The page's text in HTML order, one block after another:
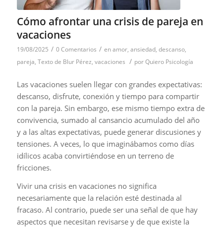
Cómo afrontar una crisis de pareja en
vacaciones
19/08/2025 / 0 Comentarios / enamor, ansiedad, descanso,
pareja, Texto de Blur Pérez, vacaciones / porQuiero Psicología
Las vacaciones suelen llegar con grandes expectativas:
descanso, disfrute, conexión y tiempo para compartir
con la pareja. Sin embargo, ese mismo tiempo extra de
convivencia, sumado al cansancio acumulado del año
y a las altas expectativas, puede generar discusiones y
tensiones. A veces, lo que imaginábamos como días
idílicos acaba convirtiéndose en un terreno de
fricciones.
Vivir una crisis en vacaciones no significa
necesariamente que la relación esté destinada al
fracaso. Al contrario, puede ser una señal de que hay
aspectos que necesitan revisarse y de que existe la